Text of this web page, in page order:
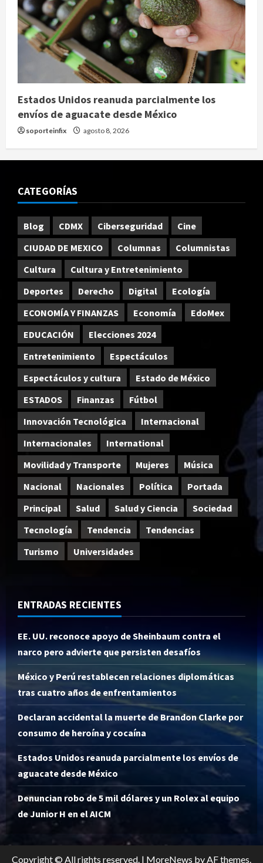
Estados Unidos reanuda parcialmente los
envíos de aguacate desde México
soporteinfix agosto 8, 2026
CATEGORÍAS
Blog CDMX Ciberseguridad
Cine
CIUDAD DE MEXICO
Columnas
Columnistas
Cultura
Cultura y Entretenimiento
Deportes
Derecho Digital
Ecología
ECONOMÍA Y FINANZAS
Economía
EdoMex
EDUCACIÓN
Elecciones 2024
Entretenimiento
Espectáculos
Espectáculos y cultura
Estado de México
ESTADOS
Finanzas
Fútbol
Innovación Tecnológica
Internacional
Internacionales
International
Movilidad y Transporte
Mujeres
Música
Nacional
Nacionales Política
Portada
Principal
Salud Salud y Ciencia
Sociedad
Tecnología
Tendencia
Tendencias
Turismo
Universidades
ENTRADAS RECIENTES
EE. UU. reconoce apoyo de Sheinbaum contra el
narco pero advierte que persisten desafíos
México y Perú restablecen relaciones diplomáticas
tras cuatro años de enfrentamientos
Declaran accidental la muerte de Brandon Clarke por
consumo de heroína y cocaína
Estados Unidos reanuda parcialmente los envíos de
aguacate desde México
Denuncian robo de 5 mil dólares y un Rolex al equipo
de Junior H en el AICM
Copyright © All rights reserved. | MoreNews by AF themes.